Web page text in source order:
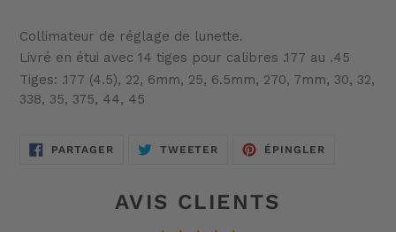
d'un
à
votre
panier
Collimateur de réglage de lunette.
Livré en étui avec 14 tiges pour calibres .177 au .45
Tiges: .177 (4.5), 22, 6mm, 25, 6.5mm, 270, 7mm, 30, 32,
338, 35, 375, 44, 45
PARTAGERPARTAGERTWEETER TWEETERÉPINGLER
AVIS CLIENTS